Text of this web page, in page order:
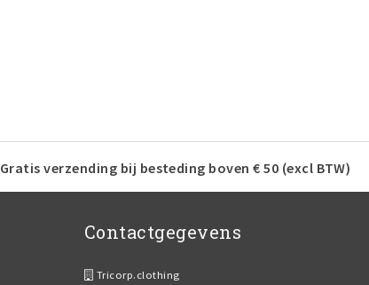
Gratis verzending bij besteding boven € 50 (excl BTW)
Contactgegevens
Tricorp.clothing